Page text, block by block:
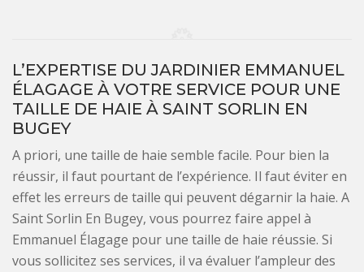
L’EXPERTISE DU JARDINIER EMMANUEL
ÉLAGAGE À VOTRE SERVICE POUR UNE
TAILLE DE HAIE À SAINT SORLIN EN
BUGEY
A priori, une taille de haie semble facile. Pour bien la
réussir, il faut pourtant de l’expérience. Il faut éviter en
effet les erreurs de taille qui peuvent dégarnir la haie. A
Saint Sorlin En Bugey, vous pourrez faire appel à
Emmanuel Élagage pour une taille de haie réussie. Si
vous sollicitez ses services, il va évaluer l’ampleur des